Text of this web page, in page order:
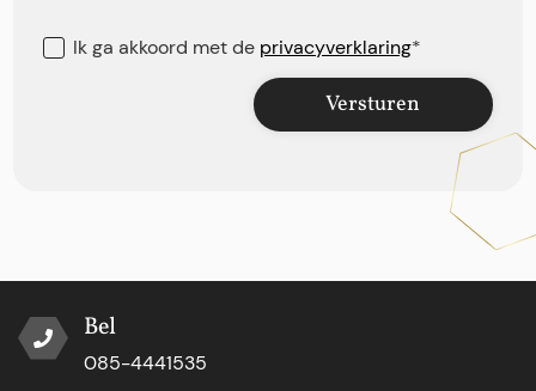
Ik ga akkoord met de privacyverklaring*
Versturen
Bel
085-4441535